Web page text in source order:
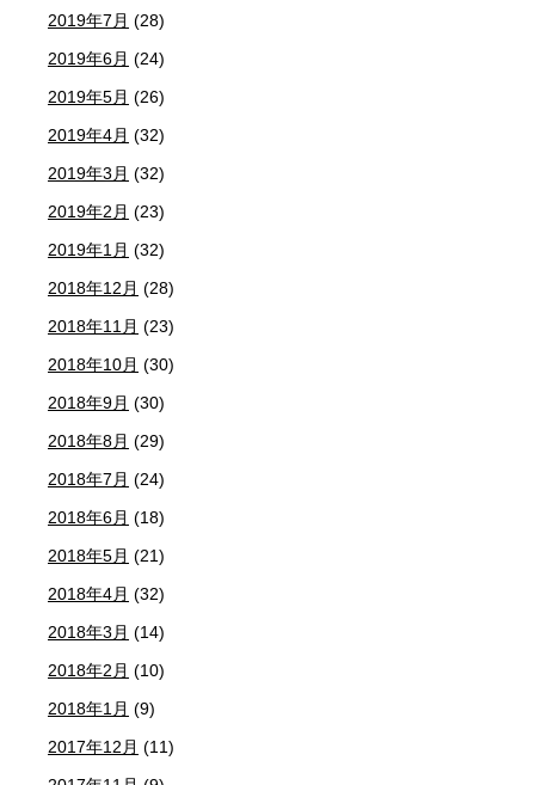
2019年7月 (28)
2019年6月 (24)
2019年5月 (26)
2019年4月 (32)
2019年3月 (32)
2019年2月 (23)
2019年1月 (32)
2018年12月 (28)
2018年11月 (23)
2018年10月 (30)
2018年9月 (30)
2018年8月 (29)
2018年7月 (24)
2018年6月 (18)
2018年5月 (21)
2018年4月 (32)
2018年3月 (14)
2018年2月 (10)
2018年1月 (9)
2017年12月 (11)